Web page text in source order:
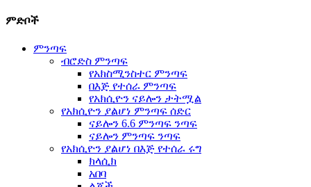
ምድቦች
ምንጣፍ
ብሮድስ ምንጣፍ
የአክስሚንስተር ምንጣፍ
በእጅ የተሰራ ምንጣፍ
የአክሲዮን ናይሎን ታትሟል
የአክሲዮን ያልሆነ ምንጣፍ ሰድር
ናይሎን 6.6 ምንጣፍ ንጣፍ
ናይሎን ምንጣፍ ንጣፍ
የአክሲዮን ያልሆነ በእጅ የተሰራ ሩግ
ክላሲክ
አበባ